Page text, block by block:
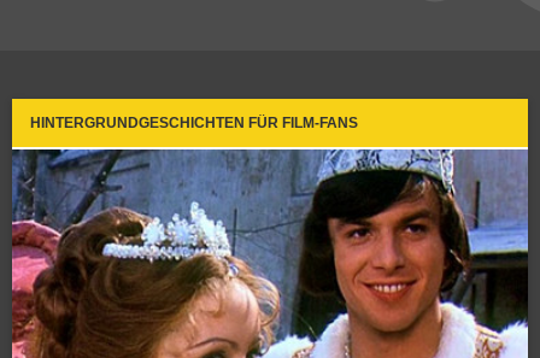
HINTERGRUNDGESCHICHTEN FÜR FILM-FANS